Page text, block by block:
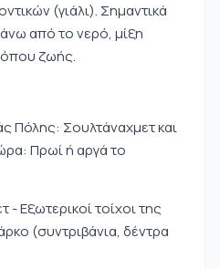
(γιάλι). Σημαντικά
από το νερό, μίξη
ζωής.
Πόλης: Σουλτάναχμετ και
Πρωί ή αργά το
- Εξωτερικοί τοίχοι της
(συντριβάνια, δέντρα